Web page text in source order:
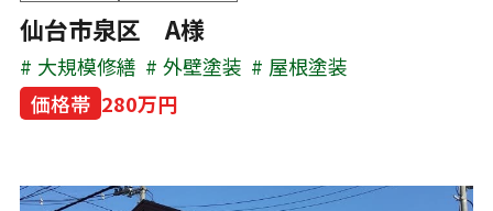
仙台市泉区 A様
大規模修繕 外壁塗装
屋根塗装
価格帯 280万円